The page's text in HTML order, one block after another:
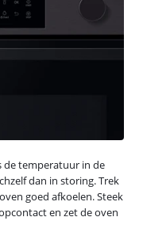
de temperatuur in de
dan in storing. Trek
goed afkoelen. Steek
en zet de oven